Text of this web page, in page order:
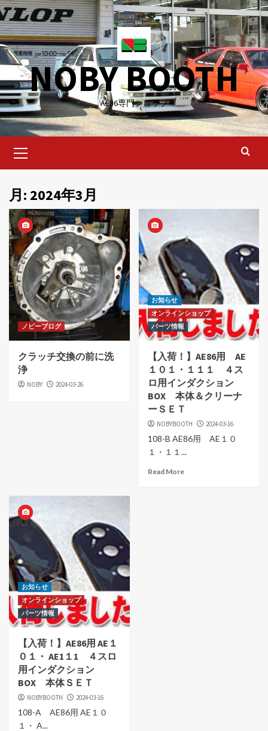
Skip
to
content
NOBY BOOTH
AE86専門ショップ
Menu
月: 2024年3月
ノビーブログ
クラッチ交換の前に洗
浄
NOBY 2024-03-26
お知らせ
オンラインショップ
パーツ情報
【入荷！】AE86用 AE
１０１・１１１ ４ス
ロ用インダクション
BOX 本体＆クリーナ
ーＳＥＴ
NOBYBOOTH 2024-03-16
108-B AE86用 AE１０
１・１１...
Read More
お知らせ
オンラインショップ
パーツ情報
【入荷！】AE86用 AE１
０１・ AE1１1 ４スロ
用インダクション
BOX 本体ＳＥＴ
NOBYBOOTH 2024-03-16
108-A AE86用 AE１０
１・ A...